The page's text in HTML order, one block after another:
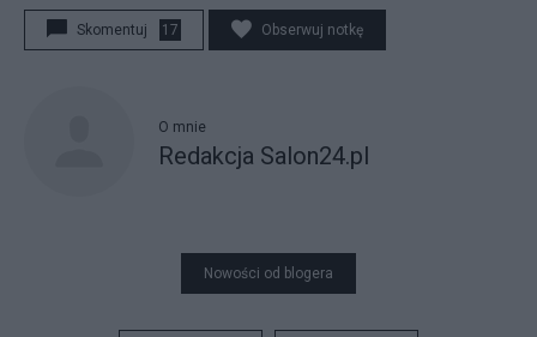
Skomentuj 17 Obserwuj notkę
O mnie
Redakcja Salon24.pl
Nowości od blogera